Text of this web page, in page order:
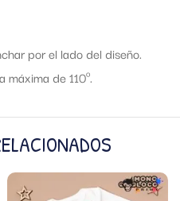
por el lado del diseño.
de 110º.